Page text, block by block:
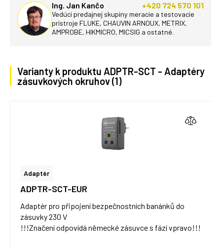
Ing. Jan Kančo +420 724 570 101
Vedúci predajnej skupiny meracie a testovacie
prístroje FLUKE, CHAUVIN ARNOUX, METRIX,
AMPROBE, HIKMICRO, MICSIG a ostatné.
Varianty k produktu ADPTR-SCT - Adaptéry
zásuvkových okruhov (1)
Adaptér
ADPTR-SCT-EUR
Adaptér pro připojení bezpečnostních banánků do
zásuvky 230 V
!!!Značení odpovídá německé zásuvce s fází vpravo!!!